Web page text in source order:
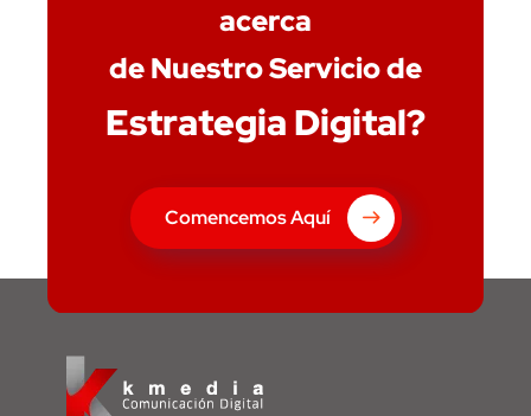
acerca
de Nuestro Servicio de
Estrategia Digital?
Comencemos Aquí